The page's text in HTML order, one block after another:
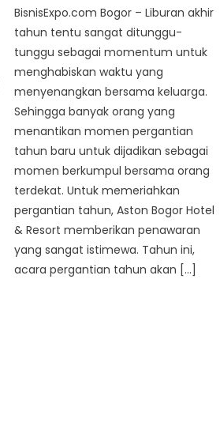
BisnisExpo.com Bogor – Liburan akhir
tahun tentu sangat ditunggu-
tunggu sebagai momentum untuk
menghabiskan waktu yang
menyenangkan bersama keluarga.
Sehingga banyak orang yang
menantikan momen pergantian
tahun baru untuk dijadikan sebagai
momen berkumpul bersama orang
terdekat. Untuk memeriahkan
pergantian tahun, Aston Bogor Hotel
& Resort memberikan penawaran
yang sangat istimewa. Tahun ini,
acara pergantian tahun akan […]